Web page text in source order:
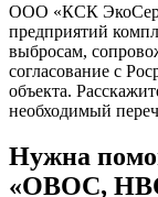
ООО «КСК
предприятий
выбросам,
согласование с
объекта.
необходимый
Нужна
«ОВОС,